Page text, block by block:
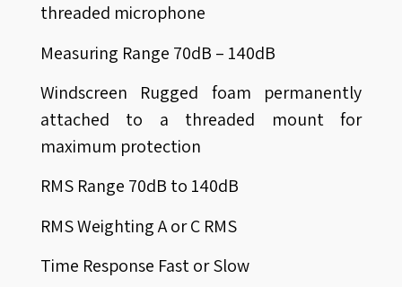
threaded microphone
Measuring Range 70dB – 140dB
Windscreen Rugged foam permanently
attached to a threaded mount for
maximum protection
RMS Range 70dB to 140dB
RMS Weighting A or C RMS
Time Response Fast or Slow